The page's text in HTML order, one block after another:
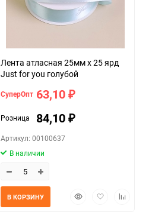
Лента атласная 25мм х 25 ярд
Just for you голубой
СуперОпт 63,10 ₽
Розница 84,10 ₽
Артикул: 00100637
В наличии
БыстрыйДобавитьДобавить
В КОРЗИНУ